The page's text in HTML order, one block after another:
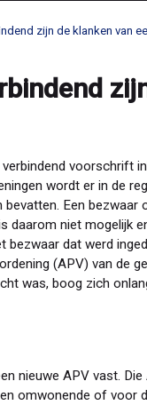
zijn de klanken van
voorschrift
wordt er in de
Een bezwaar
daarom niet mogelijk
bezwaar dat werd
(APV) van de
was, boog zich
nieuwe APV vast.
omwonende of voor